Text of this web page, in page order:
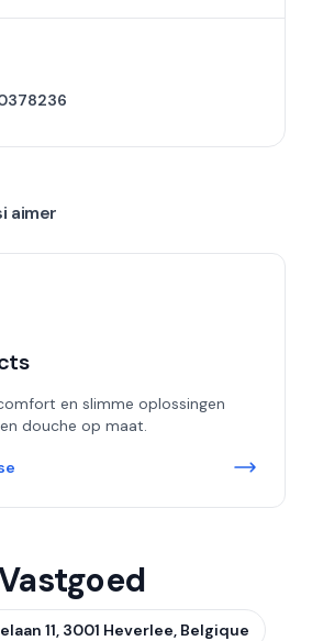
aimer
en slimme oplossingen
douche op maat.
11, 3001 Heverlee, Belgique